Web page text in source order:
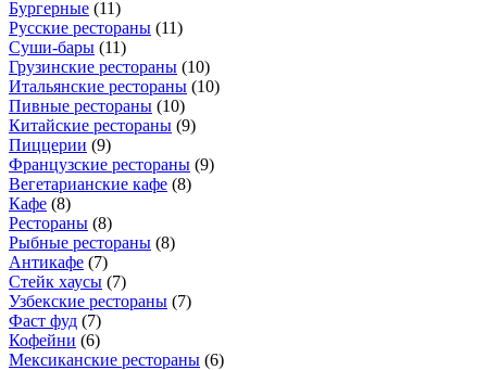
Бургерные (11)
Русские рестораны (11)
Суши-бары (11)
Грузинские рестораны (10)
Итальянские рестораны (10)
Пивные рестораны (10)
Китайские рестораны (9)
Пиццерии (9)
Французские рестораны (9)
Вегетарианские кафе (8)
Кафе (8)
Рестораны (8)
Рыбные рестораны (8)
Антикафе (7)
Стейк хаусы (7)
Узбекские рестораны (7)
Фаст фуд (7)
Кофейни (6)
Мексиканские рестораны (6)